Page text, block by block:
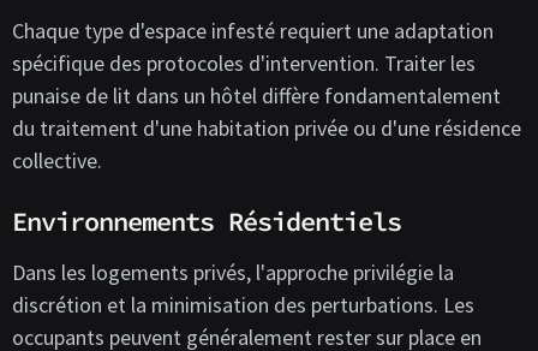
Chaque type d'espace infesté requiert une adaptation
spécifique des protocoles d'intervention. Traiter les
punaise de lit dans un hôtel diffère fondamentalement
du traitement d'une habitation privée ou d'une résidence
collective.
Environnements Résidentiels
Dans les logements privés, l'approche privilégie la
discrétion et la minimisation des perturbations. Les
occupants peuvent généralement rester sur place en